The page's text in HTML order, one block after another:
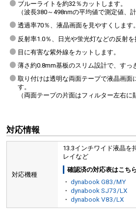
ブルーライトを約32％カットします。
（波長380～498nmの平均値で測定値、
透過率70％、液晶画面を見やすくします。
反射率1.0％、日光や蛍光灯などの反射を
目に有害な紫外線をカットします。
薄さ約0.8mm基板のスリム設計で、すっ
取り付けは透明な両面テープで液晶画面
す。
（両面テープの片面はフィルター左右に
対応情報
対応機種
13.3インチワイド液晶を
レイなど
確認済の対応表はこち
・dynabook G83/MY
・dynabook SJ73/LX
・dynabook V83/LX